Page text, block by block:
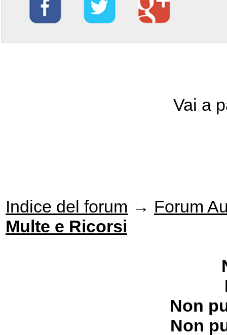
Vai a
Indice del forum → Forum
Multe e Ricorsi
Non
Non